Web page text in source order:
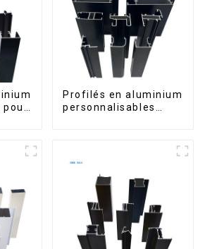
Profilés en aluminium
personnalisables